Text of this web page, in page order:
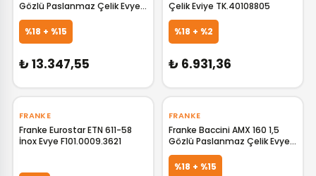
GELİNCE HABER VER
Gözlü Paslanmaz Çelik Evye
122.0021.446 F122.0021.446
%18 + %15
₺ 13.347,55
GELİNCE HABER VER
Çelik Eviye TK.40108805
%18 + %2
₺ 6.931,36
FRANKE
Franke Eurostar ETN 611-58
İnox Evye F101.0009.3621
GELİNCE HABER VER
FRANKE
Franke Baccini AMX 160 1,5
Gözlü Paslanmaz Çelik Evye
122.0021.448 F122.0021.448
%18 + %15